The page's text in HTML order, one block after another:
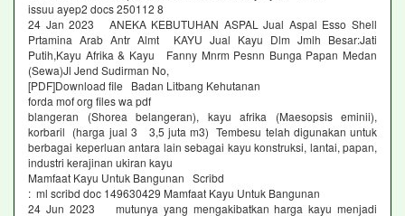
issuu ayep2 docs 250112 8
24 Jan 2023 ANEKA KEBUTUHAN ASPAL Jual Aspal Esso Shell
Prtamina Arab Antr Almt KAYU Jual Kayu Dlm Jmlh Besar:Jati
Putih,Kayu Afrika & Kayu Fanny Mnrm Pesnn Bunga Papan Medan
(Sewa)Jl Jend Sudirman No,
[PDF]Download file Badan Litbang Kehutanan
forda mof org files wa pdf
blangeran (Shorea belangeran), kayu afrika (Maesopsis eminii),
korbaril (harga jual 3 3,5 juta m3) Tembesu telah digunakan untuk
berbagai keperluan antara lain sebagai kayu konstruksi, lantai, papan,
industri kerajinan ukiran kayu
Mamfaat Kayu Untuk Bangunan Scribd
: ml scribd doc 149630429 Mamfaat Kayu Untuk Bangunan
24 Jun 2023 mutunya yang mengakibatkan harga kayu menjadi